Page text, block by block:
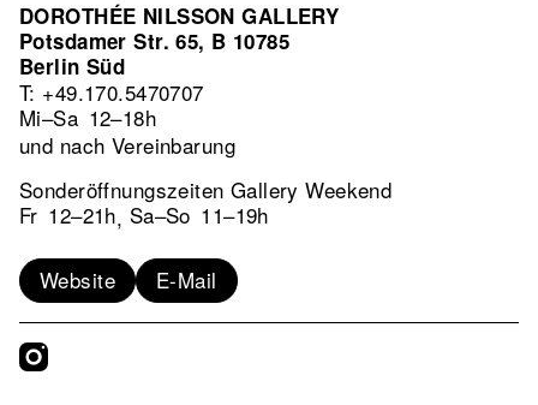
DOROTHÉE NILSSON GALLERY
Potsdamer Str. 65, B 10785
Berlin Süd
T: +49.170.5470707
Mi–Sa 12–18h
und nach Vereinbarung
Sonderöffnungszeiten Gallery Weekend
Fr 12–21h, Sa–So 11–19h
Website E-Mail